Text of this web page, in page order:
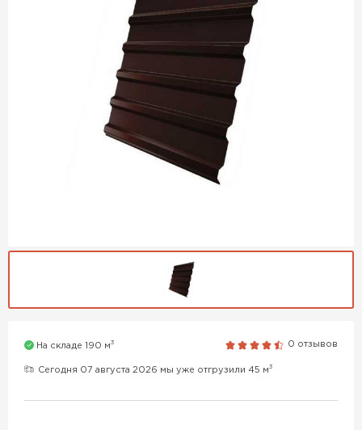
На складе 190 м3 0 отзывов
Сегодня 07 августа 2026 мы уже отгрузили 45 м3